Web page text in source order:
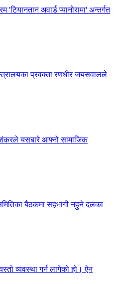
अवार्ड प्यानोरामा' अन्तर्गत
प्रवक्ता रणधीर जयसवालले
यसबारे आफ्नो सामाजिक
बैठकमा सहभागी नहुने दलका
व्यवस्था गर्न लागेको हो। ऐन